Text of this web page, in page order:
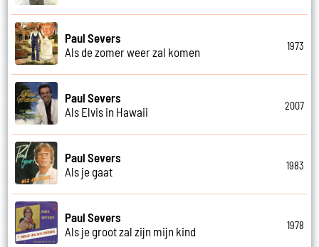
Paul Severs
Als de zomer weer zal komen
1973
Paul Severs
Als Elvis in Hawaii
2007
Paul Severs
Als je gaat
1983
Paul Severs
Als je groot zal zijn mijn kind
1978